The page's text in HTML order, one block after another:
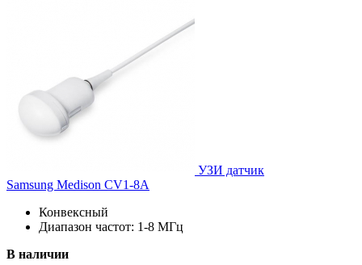
УЗИ датчик
Samsung Medison CV1-8A
Конвексный
Диапазон частот: 1-8 МГц
В наличии